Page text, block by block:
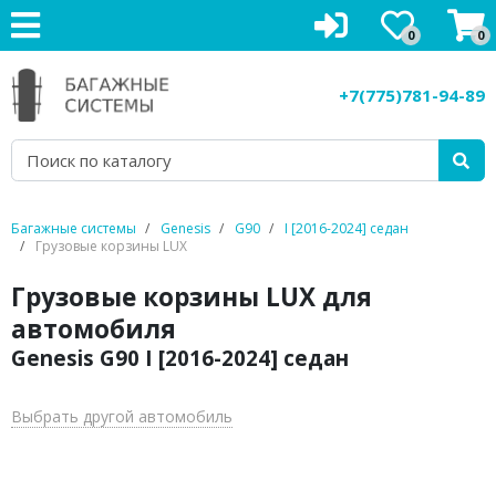
0 0
+7(775)781-94-89
Багажные системы Genesis G90
I [2016-2024] седан
Грузовые корзины LUX
Грузовые корзины LUX для
автомобиля
Genesis G90 I [2016-2024] седан
Выбрать другой автомобиль
Багажники на крышу
Рейлинги на крышу
Боксы на крышу
Велокрепления
Грузовые корзины
Аксессуары
Услуги